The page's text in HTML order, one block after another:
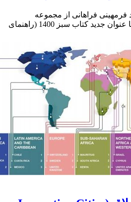
فراهانی از مجموعه
کتاب‌های سبز شهرداری‌ها با عنوان جدید کتاب سبز 1400 (راهنمای